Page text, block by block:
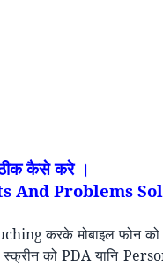
ठीक कैसे करे ।
AndProblems
करके मोबाइल फोन को
कोPDAयानि